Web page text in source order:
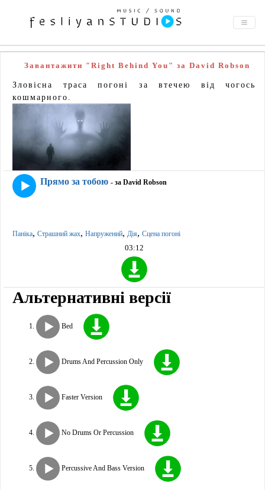
Завантажити "Right Behind You" за David Robson
Зловісна траса погоні за втечею від чогось
кошмарного.
Прямо за тобою - за David Robson
Паніка, Страшний жах, Напружений, Дія, Сцена погоні
03:12
Альтернативні версії
Bed
Drums And Percussion Only
Faster Version
No Drums Or Percussion
Percussive And Bass Version